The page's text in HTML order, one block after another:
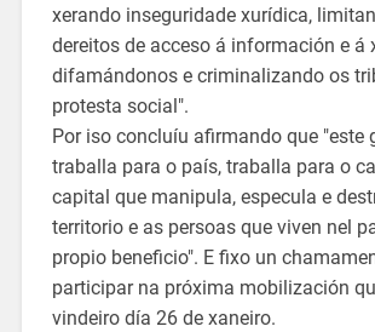
xerando inseguridade xurídica,
dereitos de acceso á información e á
difamándonos e criminalizando os
protesta social".
Por iso concluíu afirmando que "este
traballa para o país, traballa para o
capital que manipula, especula e
territorio e as persoas que viven nel
propio beneficio". E fixo un
participar na próxima mobilización
vindeiro día 26 de xaneiro.